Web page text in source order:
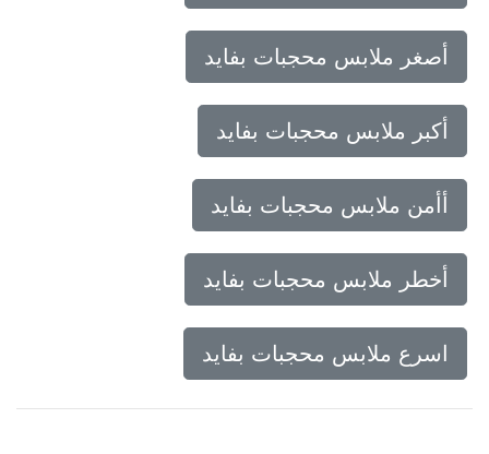
أصغر ملابس محجبات بفايد
أكبر ملابس محجبات بفايد
أأمن ملابس محجبات بفايد
أخطر ملابس محجبات بفايد
اسرع ملابس محجبات بفايد